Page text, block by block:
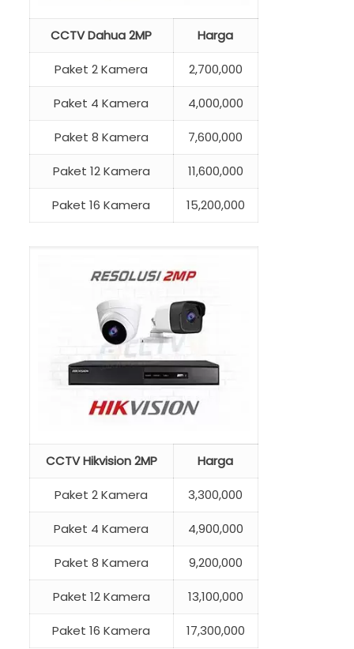
CCTV Dahua 2MP Harga
Paket 2 Kamera 2,700,000
Paket 4 Kamera 4,000,000
Paket 8 Kamera 7,600,000
Paket 12 Kamera 11,600,000
Paket 16 Kamera 15,200,000
CCTV Hikvision 2MP Harga
Paket 2 Kamera 3,300,000
Paket 4 Kamera 4,900,000
Paket 8 Kamera 9,200,000
Paket 12 Kamera 13,100,000
Paket 16 Kamera 17,300,000